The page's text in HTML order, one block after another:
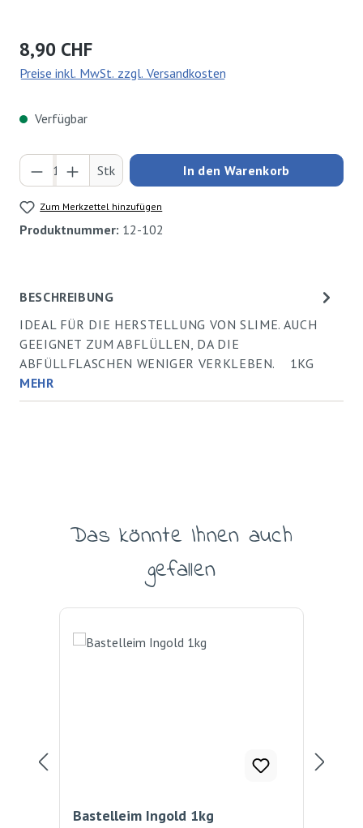
Regulärer Preis:
8,90 CHF
Preise inkl. MwSt. zzgl. Versandkosten
Verfügbar
Produkt Anzahl: Gib den gewünschten Wert
Stk In den Warenkorb
Zum Merkzettel hinzufügen
Produktnummer: 12-102
BESCHREIBUNG
IDEAL FÜR DIE HERSTELLUNG VON SLIME. AUCH
GEEIGNET ZUM ABFLÜLLEN, DA DIE
ABFÜLLFLASCHEN WENIGER VERKLEBEN. 1KG
MEHR
Produktgalerie überspringen
Das könnte Ihnen auch
gefallen
Bastelleim Ingold 1kg